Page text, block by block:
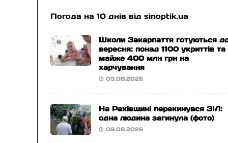
Погода на 10 днів відsinoptik.ua
Школи Закарпаття готуються
вересня: понад 1100 укриттів та
майже 400 млн грн на
харчування
09.08.2026
На Рахівщині перекинувся ЗІЛ:
одна людина загинула (фото)
09.08.2026